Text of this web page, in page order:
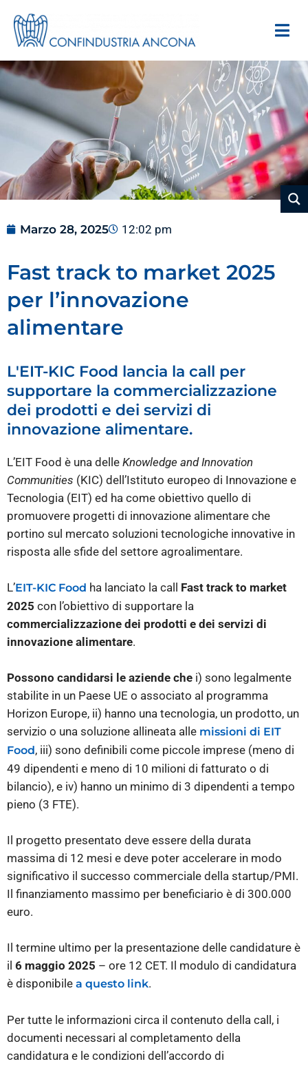
Marzo 28, 2025 12:02 pm
Fast track to market 2025
per l’innovazione
alimentare
L'EIT-KIC Food lancia la call per
supportare la commercializzazione
dei prodotti e dei servizi di
innovazione alimentare.
L’EIT Food è una delle Knowledge and Innovation
Communities (KIC) dell’Istituto europeo di Innovazione e
Tecnologia (EIT) ed ha come obiettivo quello di
promuovere progetti di innovazione alimentare che
portino sul mercato soluzioni tecnologiche innovative in
risposta alle sfide del settore agroalimentare.
L’EIT-KIC Food ha lanciato la call Fast track to market
2025 con l’obiettivo di supportare la
commercializzazione dei prodotti e dei servizi di
innovazione alimentare.
Possono candidarsi le aziende che i) sono legalmente
stabilite in un Paese UE o associato al programma
Horizon Europe, ii) hanno una tecnologia, un prodotto, un
servizio o una soluzione allineata alle missioni di EIT
Food, iii) sono definibili come piccole imprese (meno di
49 dipendenti e meno di 10 milioni di fatturato o di
bilancio), e iv) hanno un minimo di 3 dipendenti a tempo
pieno (3 FTE).
Il progetto presentato deve essere della durata
massima di 12 mesi e deve poter accelerare in modo
significativo il successo commerciale della startup/PMI.
Il finanziamento massimo per beneficiario è di 300.000
euro.
Il termine ultimo per la presentazione delle candidature è
il 6 maggio 2025 – ore 12 CET. Il modulo di candidatura
è disponibile a questo link.
Per tutte le informazioni circa il contenuto della call, i
documenti necessari al completamento della
candidatura e le condizioni dell’accordo di